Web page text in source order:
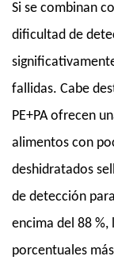
Si se combinan
dificultad de
fallidas. Cabe
PE+PA ofrecen
alimentos con
deshidratados
de detección
encima del 88
porcentuales